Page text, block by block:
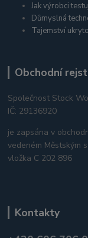
Jak výrobci
Důmyslná
Tajemství
Obchodní
Společnost Stock
IČ: 29136920
je zapsána v
vedeném Městským
vložka C 202 896
Kontakty